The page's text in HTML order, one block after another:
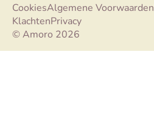
© Amoro 2026
CookiesAlgemene Voorwaarden
KlachtenPrivacy